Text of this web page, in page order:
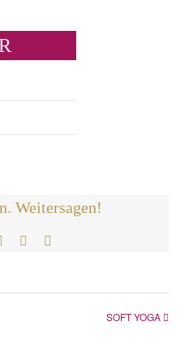
Weitersagen!
TwitterLinkedIn
SOFT YOGA